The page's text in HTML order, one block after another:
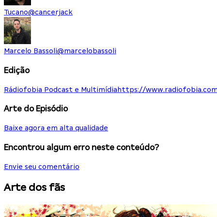
Tucano@cancerjack
Marcelo Bassoli@marcelobassoli
Edição
Rádiofobia Podcast e Multimídia https://
Arte do Episódio
Baixe agora em alta qualidade
Encontrou algum erro neste conteúdo?
Envie seu comentário
Arte dos fãs